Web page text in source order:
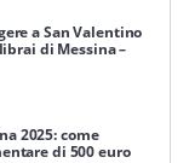
a San Valentino
di Messina –
2025: come
di 500 euro